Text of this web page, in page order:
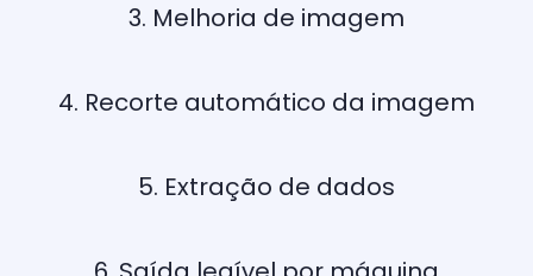
3. Melhoria de imagem
4. Recorte automático da imagem
5. Extração de dados